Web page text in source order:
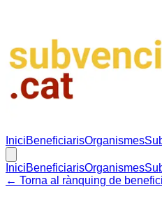
IniciBeneficiarisOrganismes
IniciBeneficiarisOrganismes
← Torna al rànquing de